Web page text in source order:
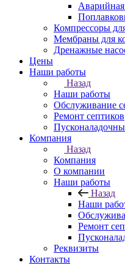
Аварийная
Компрессоры
Мембраны для
Дренажные
Цены
Наши работы
Назад
Наши работы
Обслуживание
Ремонт септиков
Компания
Назад
Компания
О компании
Наши работы
Назад
Наши
Ремонт
Реквизиты
Контакты